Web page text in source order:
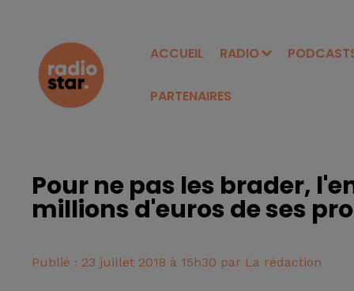
ACCUEIL RADIO
PARTENAIRES
Pour ne pas les brader,
millions d'euros de ses
Publié : 23 juillet 2018 à 15h30 par La rédaction